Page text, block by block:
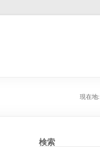
現在地:
検索